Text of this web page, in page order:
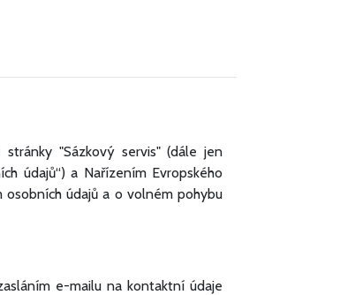
"Sázkový servis" (dále jen
údajů“) a Nařízením Evropského
údajů a o volném pohybu
e-mailu na kontaktní údaje